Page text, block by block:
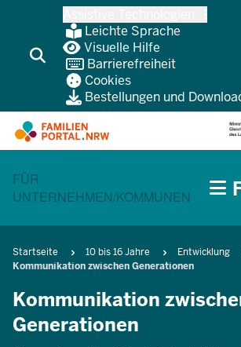
wechseln
Leichte Sprache
Visuelle Hilfe
Barrierefreiheit
Cookies
Bestellungen und
CURRENT SECTION FÜR FAMILIEN
FÜR
UNTERNEHMEN/KOMMUNEN
Pfadnavigation
Startseite 10 bis 16 Jahre
Entwicklung
Kommunikation zwischen Generationen
Kommunikation
Generationen